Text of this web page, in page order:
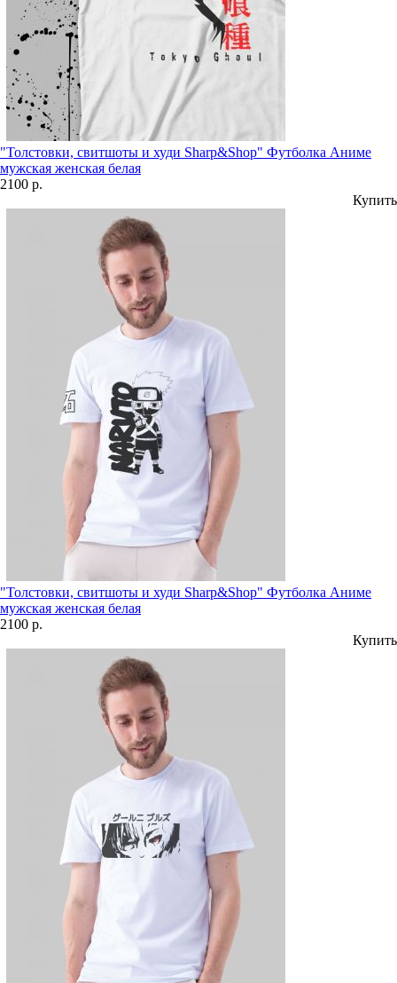
"Толстовки, свитшоты и худи Sharp&Shop" Футболка Аниме
мужская женская белая
2100 р.
Купить
"Толстовки, свитшоты и худи Sharp&Shop" Футболка Аниме
мужская женская белая
2100 р.
Купить